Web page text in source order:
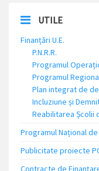
UTILE
Finanțări U.E.
P.N.R.R.
Programul
Programul
Plan integrat de
Incluziune și
Reabilitarea Școlii
Programul Național
Publicitate proiecte
Contracte de